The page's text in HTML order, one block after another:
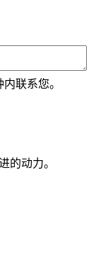
联系您。
的动力。